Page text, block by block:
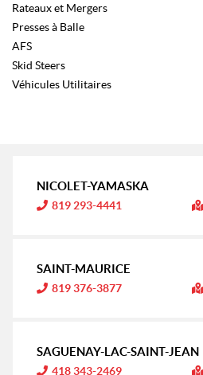
Rateaux et Mergers
Presses à Balle
AFS
Skid Steers
Véhicules Utilitaires
NICOLET-YAMASKA
I
n
a
i
819 293-4441
SAINT-MAURICE
I
n
a
819 376-3877
SAGUENAY-LAC-SAINT-JEAN
I
418 343-2469